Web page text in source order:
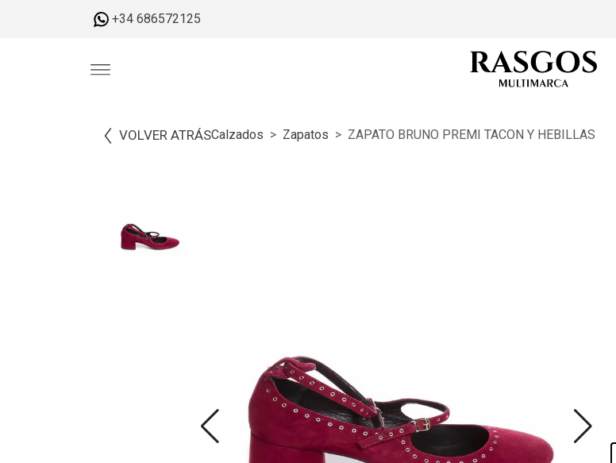
+34 686572125
VOLVER ATRÁSCalzados Zapatos ZAPATO BRUNO PREMI TACON Y HEBILLAS